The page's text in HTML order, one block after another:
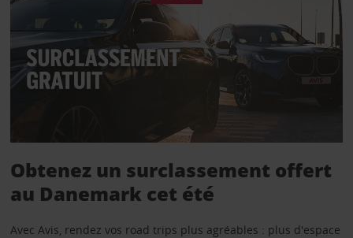
Obtenez un surclassement offert
au Danemark cet été
Avec Avis, rendez vos road trips plus agréables : plus d'espace